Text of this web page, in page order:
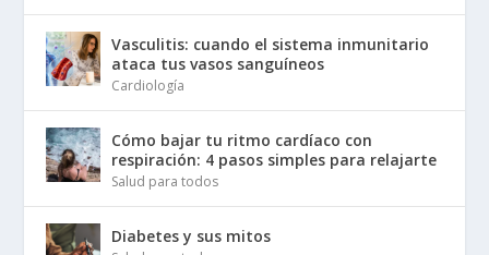
Vasculitis: cuando el sistema inmunitario
ataca tus vasos sanguíneos
Cardiología
Cómo bajar tu ritmo cardíaco con
respiración: 4 pasos simples para relajarte
Salud para todos
Diabetes y sus mitos